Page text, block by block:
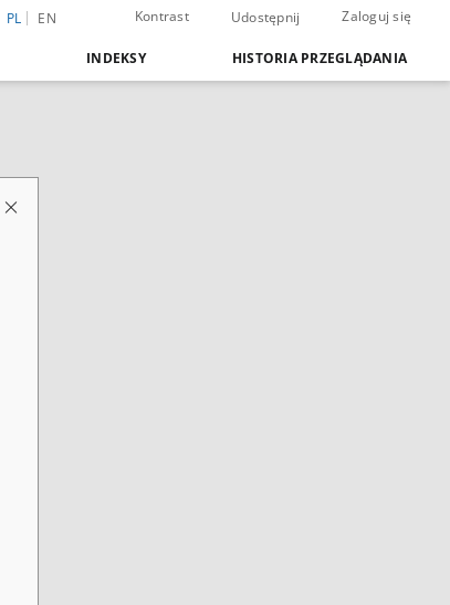
PL EN Kontrast Udostępnij Zaloguj się
INDEKSY HISTORIA PRZEGLĄDANIA